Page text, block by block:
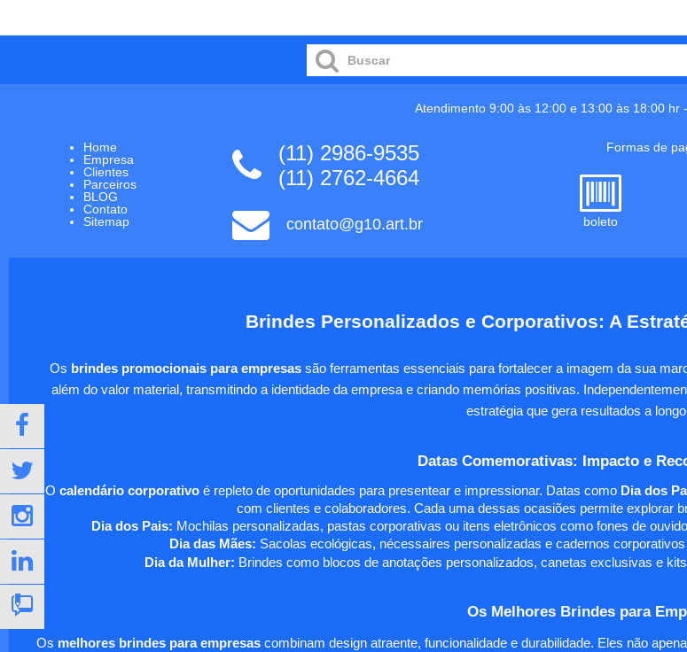
Atendimento 9:00 às 12:00 e 13:00 às 18:00 hr -
Home
Empresa
Clientes
Parceiros
BLOG
Contato
Sitemap
(11) 2986-9535
(11) 2762-4664
contato@g10.art.br
Formas de
boleto
Brindes Personalizados e Corporativos: A
Os brindes promocionais para empresassão ferramentas essenciais para fortalecer a imagem da sua
além do valor material, transmitindo a identidade da empresa e criando memórias positivas.
estratégia que gera resultados a
Datas Comemorativas: Impacto e
O calendário corporativo é repleto de oportunidades para presentear e impressionar. Datas como Dia dos
com clientes e colaboradores. Cada uma dessas ocasiões permite explorar
Dia dos Pais: Mochilas personalizadas, pastas corporativas ou itens eletrônicos como fones de
Dia das Mães: Sacolas ecológicas, nécessaires personalizadas e cadernos
Dia da Mulher: Brindes como blocos de anotações personalizados, canetas exclusivas e
Os Melhores Brindes para
Os melhores brindes para empresascombinam design atraente, funcionalidade e durabilidade. Eles não